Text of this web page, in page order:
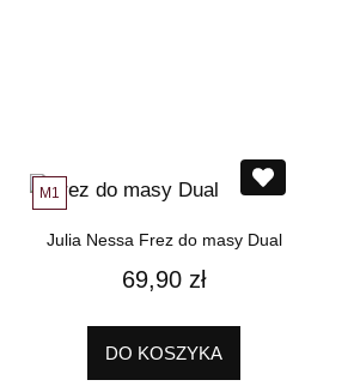
M1
Julia Nessa Frez do masy Dual
69,90 zł
DO KOSZYKA